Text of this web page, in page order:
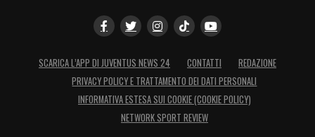
SCARICA L’APP DI JUVENTUS NEWS 24 CONTATTI
REDAZIONE
PRIVACY POLICY E TRATTAMENTO DEI DATI PERSONALI
INFORMATIVA ESTESA SUI COOKIE (COOKIE POLICY)
NETWORK SPORT REVIEW